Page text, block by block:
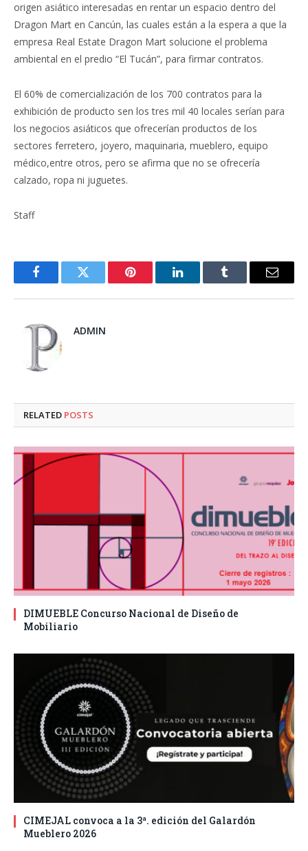
origen asiático interesadas en rentar un espacio dentro del
Dragon Mart en Cancún, las cuales están a la espera a que la
empresa Real Estate Dragon Mart solucione el problema
ambiental en el predio “El Tucán”, para firmar contratos.
El 60% de comercialización de los 700 contratos para la
exhibición de producto sen los tres mil 40 locales serían para
los negocios asiáticos que ofrecerían productos de los
sectores ferretero, joyero, maquinaria, mueblero, equipo
médico,entre otros, pero se afirma que no se ofrecería
calzado, ropa ni juguetes.
Staff
FacebookTwitter Pinterest LinkedInTumblr Email
ADMIN
RELATED POSTS
DIMUEBLE Concurso Nacional de Diseño de
Mobiliario
CIMEJAL convoca a la 3ª. edición del Galardón
Mueblero 2026